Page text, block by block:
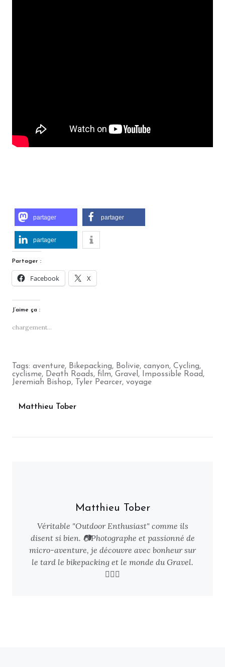
partager partager
partager
Partager :
Facebook X
J’aime ça :
chargement…
Tags: aventure, Bikepacking, Bolivie, canyon, Cycling,
cyclisme, Death Roads, film, Gravel , Impossible Road,
Jeremiah Bishop, Tyler Pearcer, voyage
Matthieu Tober
Matthieu Tober
Véritable "Outdoor Enthusiast" comme ils
disent si bien. 📷Photographe et passionné de
micro-aventure, je découvre avec bonheur sur
le tard le bikepacking et le monde du Gravel.
🚴🏻‍♂️